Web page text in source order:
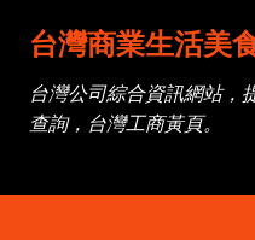
跳到
台灣商業生活美
台灣公司綜合資訊網站，
查詢，台灣工商黃頁。